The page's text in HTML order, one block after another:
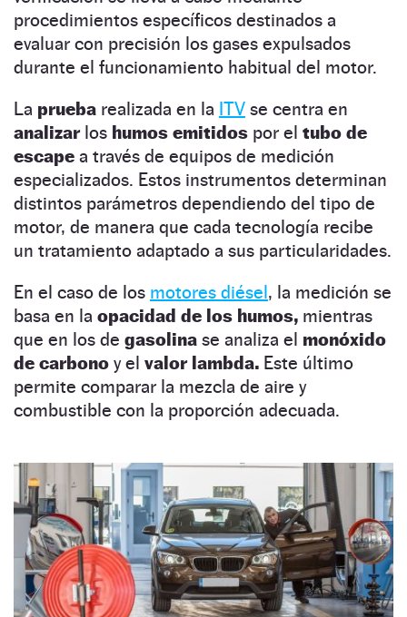
procedimientos específicos destinados a
evaluar con precisión los gases expulsados
durante el funcionamiento habitual del motor.
La prueba realizada en la ITV se centra en
analizar los humos emitidos por el tubo de
escape a través de equipos de medición
especializados. Estos instrumentos determinan
distintos parámetros dependiendo del tipo de
motor, de manera que cada tecnología recibe
un tratamiento adaptado a sus particularidades.
En el caso de los motores diésel, la medición se
basa en la opacidad de los humos, mientras
que en los de gasolina se analiza el monóxido
de carbono y el valor lambda. Este último
permite comparar la mezcla de aire y
combustible con la proporción adecuada.